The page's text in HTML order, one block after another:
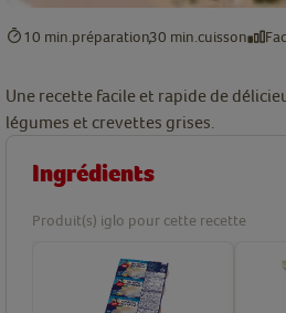
10 min. préparation30 min. cuisson
Une recette facile et rapide de
légumes et crevettes grises.
Ingrédients
Produit(s) iglo pour cette recette